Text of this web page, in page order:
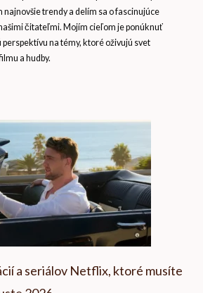
najnovšie trendy a delím sa o fascinujúce
čitateľmi. Mojím cieľom je ponúknuť
na témy, ktoré oživujú svet
a hudby.
a seriálov Netflix, ktoré musíte